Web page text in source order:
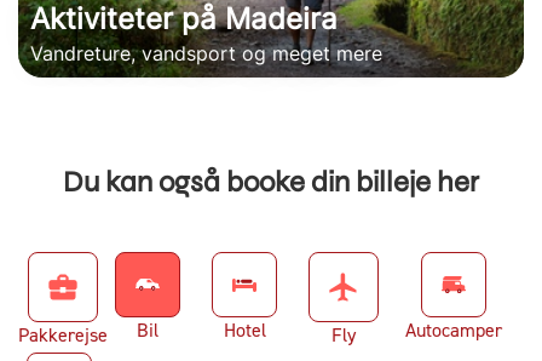
Aktiviteter på Madeira
Vandreture, vandsport og meget mere
Du kan også booke din billeje her
business_center
Pakkerejse Bil Hotel
flight
Fly Autocamper